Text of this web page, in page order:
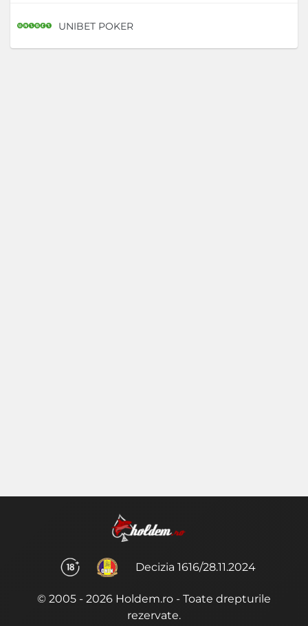
UNIBET POKER
Decizia 1616/28.11.2024
© 2005 - 2026 Holdem.ro - Toate drepturile
rezervate.